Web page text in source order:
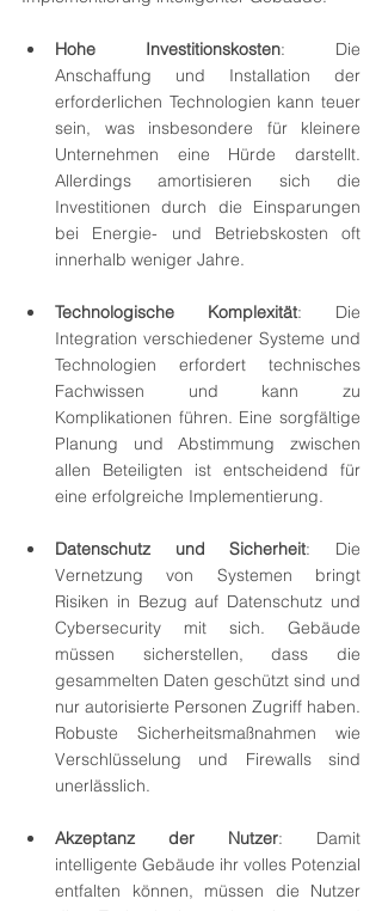
Hohe Investitionskosten: Die
Anschaffung und Installation der
erforderlichen Technologien kann teuer
sein, was insbesondere für kleinere
Unternehmen eine Hürde darstellt.
Allerdings amortisieren sich die
Investitionen durch die Einsparungen
bei Energie- und Betriebskosten oft
innerhalb weniger Jahre.
Technologische Komplexität: Die
Integration verschiedener Systeme und
Technologien erfordert technisches
Fachwissen und kann zu
Komplikationen führen. Eine sorgfältige
Planung und Abstimmung zwischen
allen Beteiligten ist entscheidend für
eine erfolgreiche Implementierung.
Datenschutz und Sicherheit: Die
Vernetzung von Systemen bringt
Risiken in Bezug auf Datenschutz und
Cybersecurity mit sich. Gebäude
müssen sicherstellen, dass die
gesammelten Daten geschützt sind und
nur autorisierte Personen Zugriff haben.
Robuste Sicherheitsmaßnahmen wie
Verschlüsselung und Firewalls sind
unerlässlich.
Akzeptanz der Nutzer: Damit
intelligente Gebäude ihr volles Potenzial
entfalten können, müssen die Nutzer